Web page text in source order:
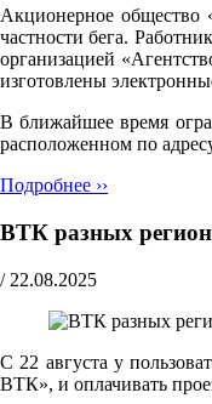
Акционерное общество
частности бега.
организацией
изготовлены
В ближайшее время
расположенном по
Подробнее ››
ВТК разных
/ 22.08.2025
С 22 августа у
ВТК», и оплачивать